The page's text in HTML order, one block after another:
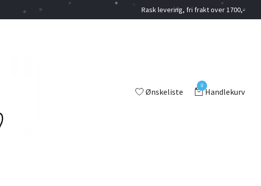
Rask levering, fri frakt over 1700,-
Ønskeliste
0
Handlekurv